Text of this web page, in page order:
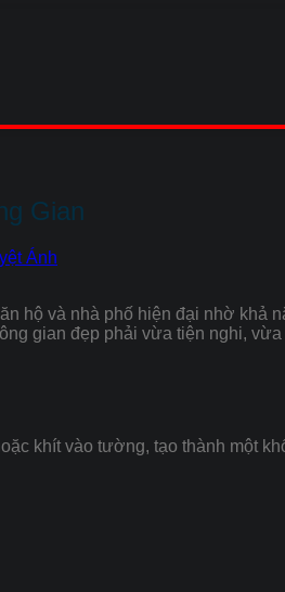
Gian
Ánh
hộ và nhà phố hiện đại nhờ khả
gian đẹp phải vừa tiện nghi,
khít vào tường, tạo thành một